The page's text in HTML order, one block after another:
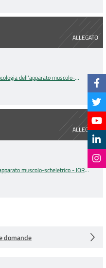
ALLEGATO
in oncologia
dell'apparato muscolo-
ALLEGATO
dell&#039;apparato
muscolo-scheletrico - IOR
domande